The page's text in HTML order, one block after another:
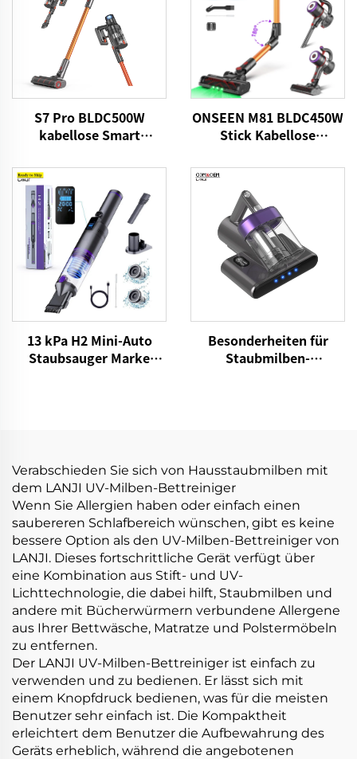
S7 Pro BLDC500W
kabellose Smart
ONSEEN M81 BLDC450W
Stick Kabellose
13 kPa H2 Mini-Auto
Staubsauger Marke
Besonderheiten für
Staubmilben-
Reinigung
Verabschieden Sie sich von Hausstaubmilben mit
dem LANJI UV-Milben-Bettreiniger
Wenn Sie Allergien haben oder einfach einen
saubereren Schlafbereich wünschen, gibt es keine
bessere Option als den UV-Milben-Bettreiniger von
LANJI. Dieses fortschrittliche Gerät verfügt über
eine Kombination aus Stift- und UV-
Lichttechnologie, die dabei hilft, Staubmilben und
andere mit Bücherwürmern verbundene Allergene
aus Ihrer Bettwäsche, Matratze und Polstermöbeln
zu entfernen.
Der LANJI UV-Milben-Bettreiniger ist einfach zu
verwenden und zu bedienen. Er lässt sich mit
einem Knopfdruck bedienen, was für die meisten
Benutzer sehr einfach ist. Die Kompaktheit
erleichtert dem Benutzer die Aufbewahrung des
Geräts erheblich, während die angebotenen